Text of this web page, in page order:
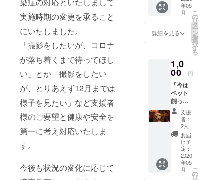
実施時期の変更を承ること
にいたしました。
「撮影をしたいが、コロナ
が落ち着くまで待ってほし
い」とか「撮影をしたい
が、とりあえず12月までは
様子を見たい」など支援者
様のご要望と健康や安全を
第一に考え対応いたしま
す。
今後も状況の変化に応じて
・活動
記録閲
覧：
CAMPF
IREの活
年05
月
詳細を見る
こ
の
リ
タ
ー
ン
を
選
択
す
る
1,0
00 円
「今は
ペット
飼って
ないけ
ど、飼
う予定
ありま
す！」
・撮影
日時決
定優先
権：使
支援
者：
2人
お届
け予
定：
2020
年05
月
こ
の
リ